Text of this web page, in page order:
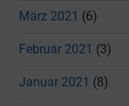
März 2021 (6)
Februar 2021 (3)
Januar 2021 (8)